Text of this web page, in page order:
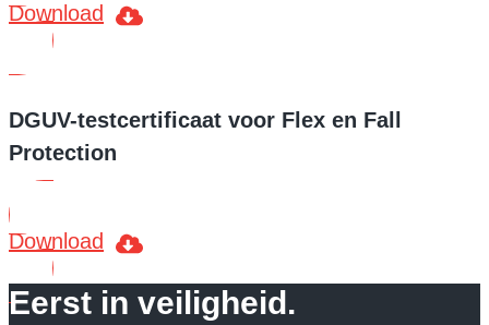
Download
DGUV-testcertificaat voor Flex en Fall
Protection
Download
Eerst in veiligheid.